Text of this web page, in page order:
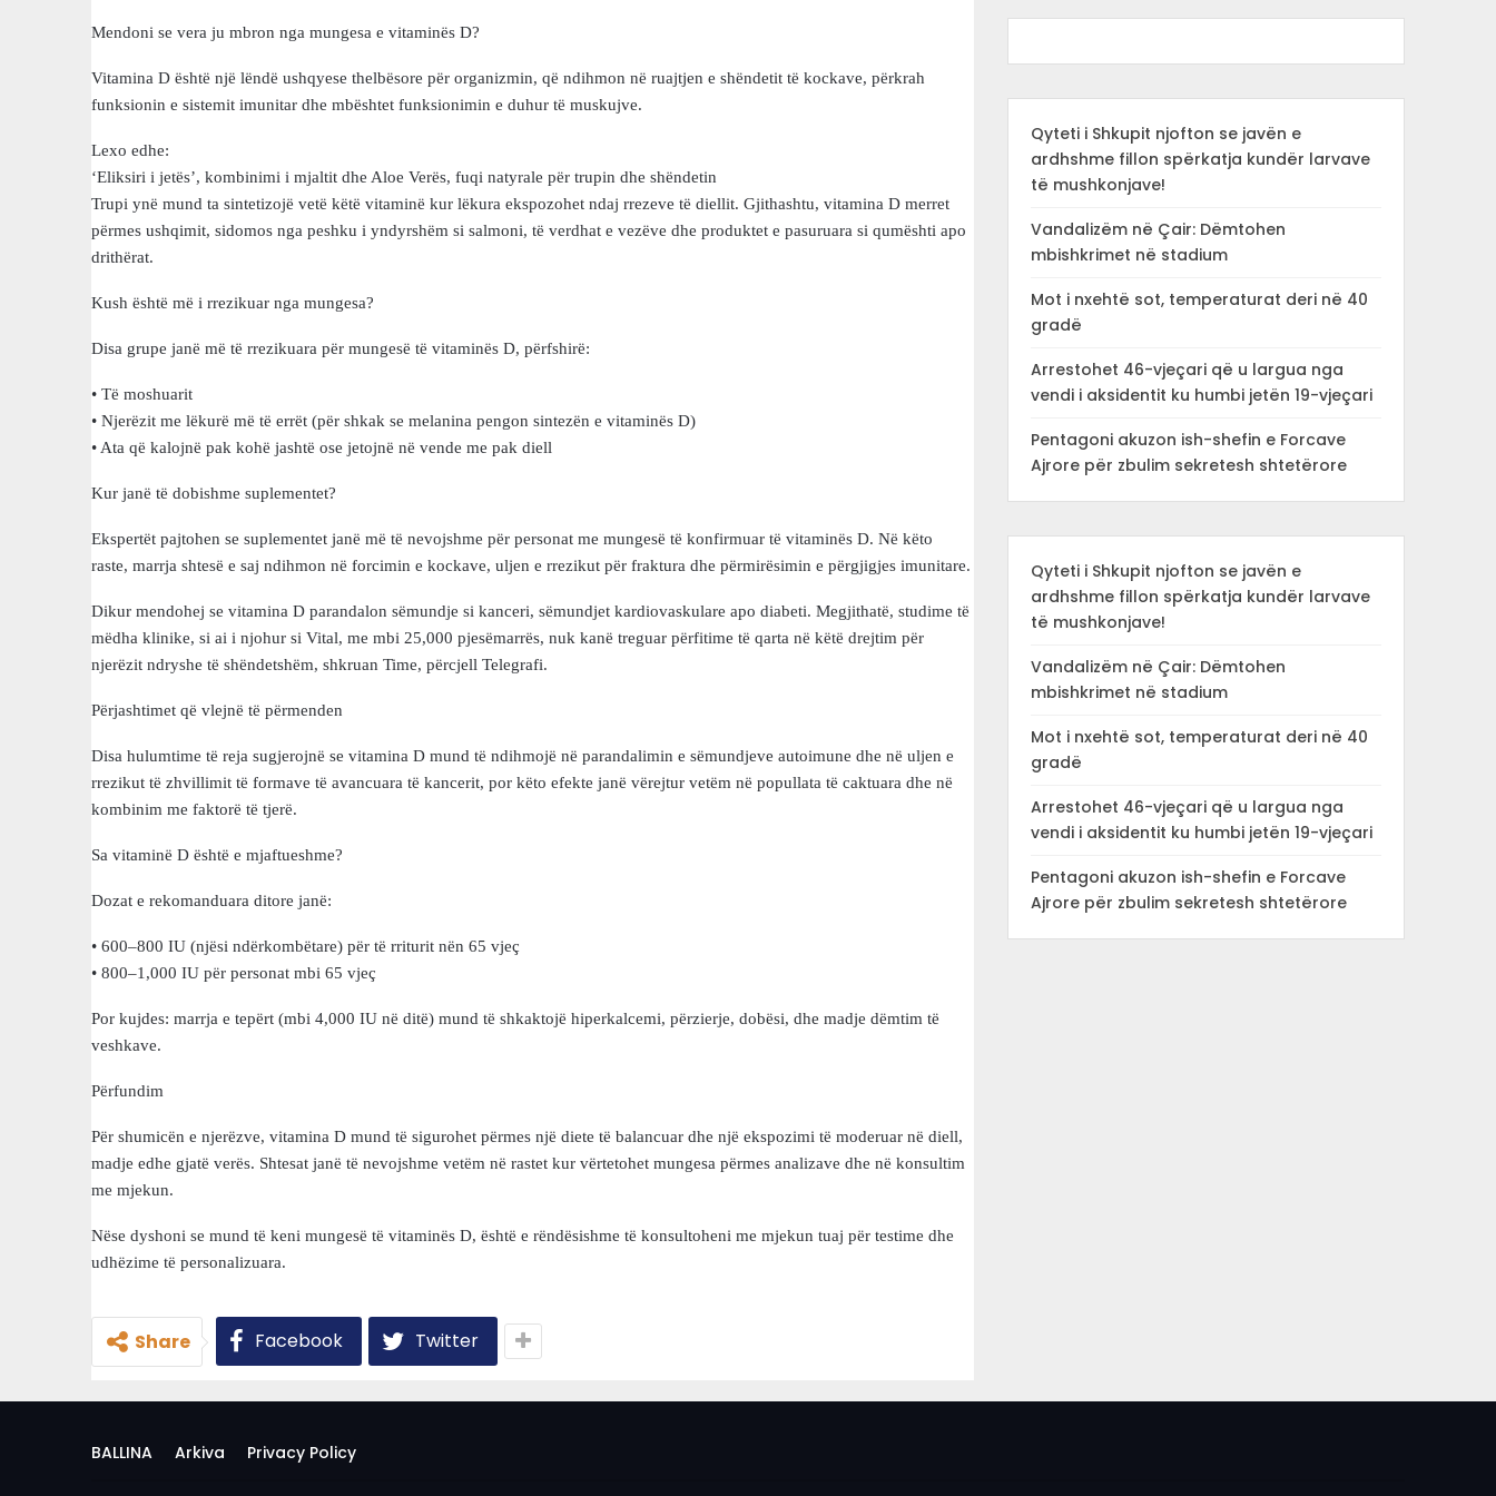
Mendoni se vera ju mbron nga mungesa e vitaminës D?
Vitamina D është një lëndë ushqyese thelbësore për organizmin, që ndihmon në ruajtjen e shëndetit të kockave, përkrah
funksionin e sistemit imunitar dhe mbështet funksionimin e duhur të muskujve.
Lexo edhe:
‘Eliksiri i jetës’, kombinimi i mjaltit dhe Aloe Verës, fuqi natyrale për trupin dhe shëndetin
Trupi ynë mund ta sintetizojë vetë këtë vitaminë kur lëkura ekspozohet ndaj rrezeve të diellit. Gjithashtu, vitamina D merret
përmes ushqimit, sidomos nga peshku i yndyrshëm si salmoni, të verdhat e vezëve dhe produktet e pasuruara si qumështi apo
drithërat.
Kush është më i rrezikuar nga mungesa?
Disa grupe janë më të rrezikuara për mungesë të vitaminës D, përfshirë:
• Të moshuarit
• Njerëzit me lëkurë më të errët (për shkak se melanina pengon sintezën e vitaminës D)
• Ata që kalojnë pak kohë jashtë ose jetojnë në vende me pak diell
Kur janë të dobishme suplementet?
Ekspertët pajtohen se suplementet janë më të nevojshme për personat me mungesë të konfirmuar të vitaminës D. Në këto
raste, marrja shtesë e saj ndihmon në forcimin e kockave, uljen e rrezikut për fraktura dhe përmirësimin e përgjigjes imunitare.
Dikur mendohej se vitamina D parandalon sëmundje si kanceri, sëmundjet kardiovaskulare apo diabeti. Megjithatë, studime të
mëdha klinike, si ai i njohur si Vital, me mbi 25,000 pjesëmarrës, nuk kanë treguar përfitime të qarta në këtë drejtim për
njerëzit ndryshe të shëndetshëm, shkruan Time, përcjell Telegrafi.
Përjashtimet që vlejnë të përmenden
Disa hulumtime të reja sugjerojnë se vitamina D mund të ndihmojë në parandalimin e sëmundjeve autoimune dhe në uljen e
rrezikut të zhvillimit të formave të avancuara të kancerit, por këto efekte janë vërejtur vetëm në popullata të caktuara dhe në
kombinim me faktorë të tjerë.
Sa vitaminë D është e mjaftueshme?
Dozat e rekomanduara ditore janë:
• 600–800 IU (njësi ndërkombëtare) për të rriturit nën 65 vjeç
• 800–1,000 IU për personat mbi 65 vjeç
Por kujdes: marrja e tepërt (mbi 4,000 IU në ditë) mund të shkaktojë hiperkalcemi, përzierje, dobësi, dhe madje dëmtim të
veshkave.
Përfundim
Për shumicën e njerëzve, vitamina D mund të sigurohet përmes një diete të balancuar dhe një ekspozimi të moderuar në diell,
madje edhe gjatë verës. Shtesat janë të nevojshme vetëm në rastet kur vërtetohet mungesa përmes analizave dhe në konsultim
me mjekun.
Nëse dyshoni se mund të keni mungesë të vitaminës D, është e rëndësishme të konsultoheni me mjekun tuaj për testime dhe
udhëzime të personalizuara.
Share Facebook Twitter
Qyteti i Shkupit njofton se javën e
ardhshme fillon spërkatja kundër larvave
të mushkonjave!
Vandalizëm në Çair: Dëmtohen
mbishkrimet në stadium
Mot i nxehtë sot, temperaturat deri në 40
gradë
Arrestohet 46-vjeçari që u largua nga
vendi i aksidentit ku humbi jetën 19-vjeçari
Pentagoni akuzon ish-shefin e Forcave
Ajrore për zbulim sekretesh shtetërore
Qyteti i Shkupit njofton se javën e
ardhshme fillon spërkatja kundër larvave
të mushkonjave!
Vandalizëm në Çair: Dëmtohen
mbishkrimet në stadium
Mot i nxehtë sot, temperaturat deri në 40
gradë
Arrestohet 46-vjeçari që u largua nga
vendi i aksidentit ku humbi jetën 19-vjeçari
Pentagoni akuzon ish-shefin e Forcave
Ajrore për zbulim sekretesh shtetërore
BALLINA Arkiva Privacy Policy